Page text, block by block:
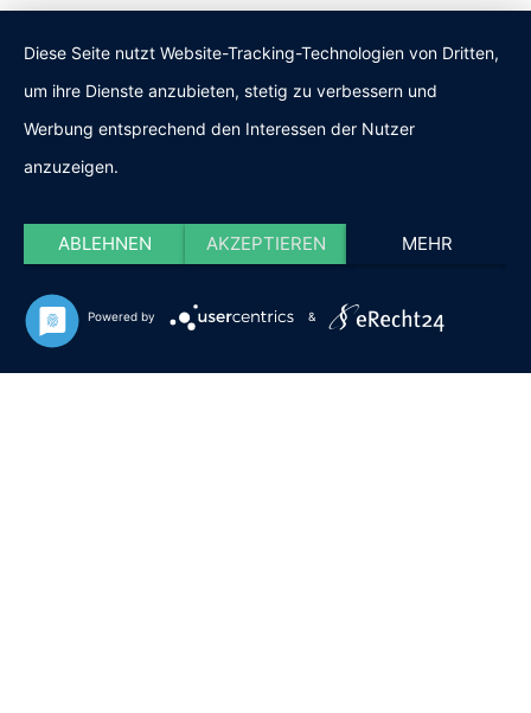
Diese Seite nutzt Website-Tracking-Technologien von Dritten,
um ihre Dienste anzubieten, stetig zu verbessern und
Werbung entsprechend den Interessen der Nutzer
anzuzeigen.
ABLEHNEN AKZEPTIEREN MEHR
Powered by &